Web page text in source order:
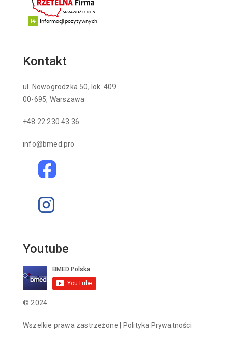
Kontakt
ul. Nowogrodzka 50, lok. 409
00-695, Warszawa
+48 22 230 43 36
info@bmed.pro
Youtube
© 2024
Wszelkie prawa zastrzeżone | Polityka Prywatności